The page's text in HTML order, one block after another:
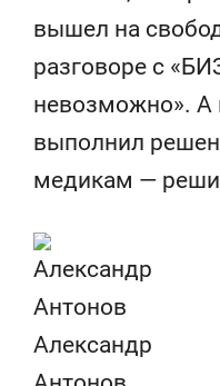
вышел на
разговоре с
невозможно». А
выполнил
медикам —
Александр
Рекомендуем
Опыт
природе, работа
с ментальным и
состоянием как
антихрупких